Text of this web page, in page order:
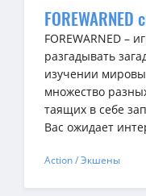
FOREWARNED
FOREWARNED –
разгадывать
изучении
множество
таящих в себе
Вас ожидает
Action / Экшены